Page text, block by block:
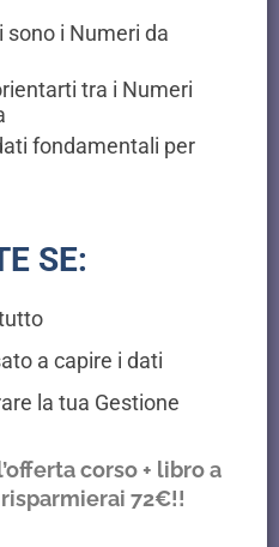
sono i Numeri da
tra i Numeri
fondamentali per
SE:
a capire i dati
la tua Gestione
corso + libro a
72€!!